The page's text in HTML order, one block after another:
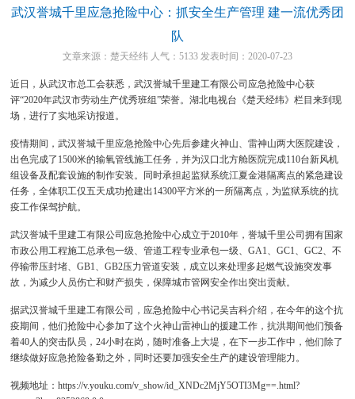
武汉誉城千里应急抢险中心：抓安全生产管理 建一流优秀团
队
文章来源：楚天经纬 人气：5133 发表时间：2020-07-23
近日，从武汉市总工会获悉，武汉誉城千里建工有限公司应急抢险中心获
评“2020年武汉市劳动生产优秀班组”荣誉。湖北电视台《楚天经纬》栏目来到现
场，进行了实地采访报道。
疫情期间，武汉誉城千里应急抢险中心先后参建火神山、雷神山两大医院建设，
出色完成了1500米的输氧管线施工任务，并为汉口北方舱医院完成110台新风机
组设备及配套设施的制作安装。同时承担起监狱系统江夏金港隔离点的紧急建设
任务，全体职工仅五天成功抢建出14300平方米的一所隔离点，为监狱系统的抗
疫工作保驾护航。
武汉誉城千里建工有限公司应急抢险中心成立于2010年，誉城千里公司拥有国家
市政公用工程施工总承包一级、管道工程专业承包一级、GA1、GC1、GC2、不
停输带压封堵、GB1、GB2压力管道安装，成立以来处理多起燃气设施突发事
故，为减少人员伤亡和财产损失，保障城市管网安全作出突出贡献。
据武汉誉城千里建工有限公司，应急抢险中心书记吴吉科介绍，在今年的这个抗
疫期间，他们抢险中心参加了这个火神山雷神山的援建工作，抗洪期间他们预备
着40人的突击队员，24小时在岗，随时准备上大堤，在下一步工作中，他们除了
继续做好应急抢险备勤之外，同时还要加强安全生产的建设管理能力。
视频地址：https://v.youku.com/v_show/id_XNDc2MjY5OTI3Mg==.html?